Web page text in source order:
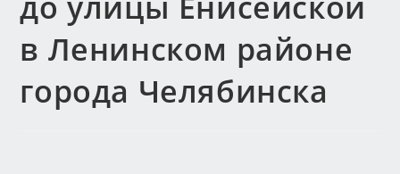
в Ленинском районе
города Челябинска